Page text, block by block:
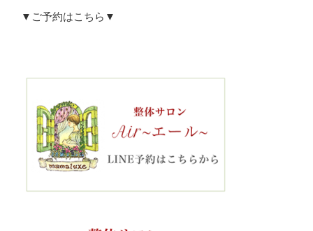
▼ご予約はこちら▼